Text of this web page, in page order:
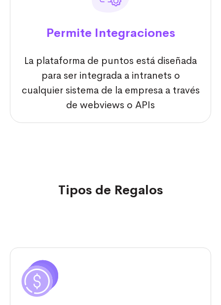
Permite Integraciones
La plataforma de puntos está diseñada
para ser integrada a intranets o
cualquier sistema de la empresa a través
de webviews o APIs
Tipos de Regalos